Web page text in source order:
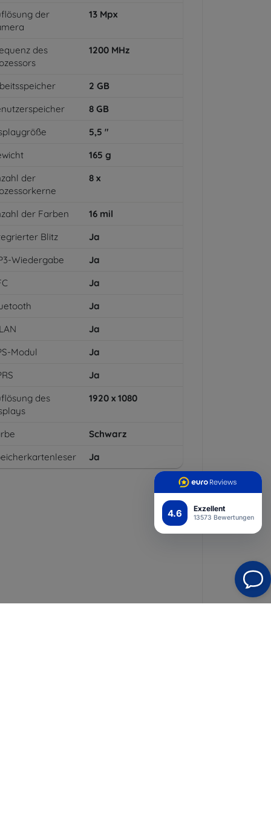
4.6 Exzellent
13573 Bewertungen
der
13 Mpx
des
1200 MHz
2 GB
8 GB
5,5 "
165 g
der
8 x
der Farben 16 mil
Blitz
Ja
Wiedergabe
Ja
Ja
Ja
Ja
Modul
Ja
Ja
des
1920 x 1080
Schwarz
Ja